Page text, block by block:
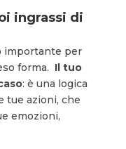
ingrassi di
importante per
forma. Il tuo
: è una logica
tue azioni, che
emozioni,